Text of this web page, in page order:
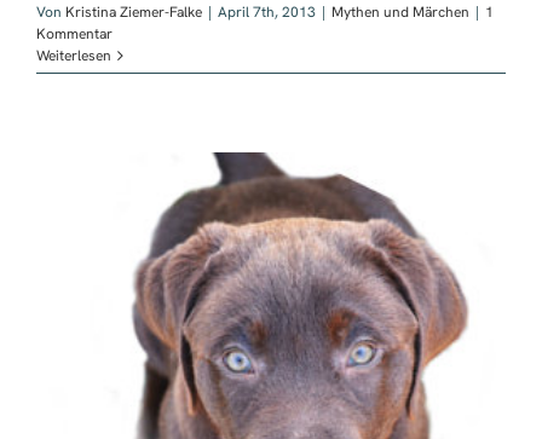
Von Kristina Ziemer-Falke | April 7th, 2013 | Mythen und Märchen | 1
Kommentar
Weiterlesen